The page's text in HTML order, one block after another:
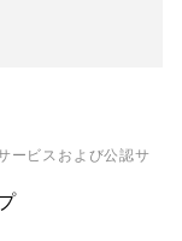
ービスおよび公認サ